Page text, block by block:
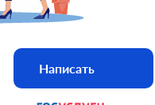
Написать